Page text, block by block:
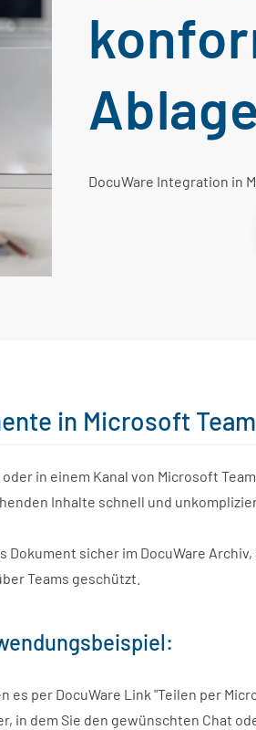
Ablage
DocuWare Integration in
in Microsoft
in einem Kanal von Microsoft
Inhalte schnell und
sicher im DocuWare
Teams geschützt.
per DocuWare Link "Teilen per
dem Sie den gewünschten Chat